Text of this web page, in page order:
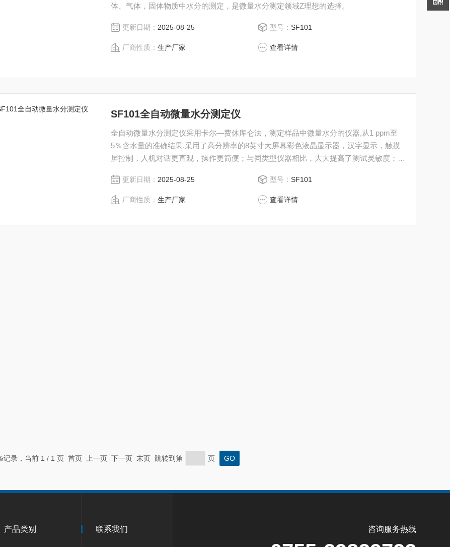
体、气体，固体物质中水分的测定，是微量水分测定领域Z理想的选择。
更新日期： 2025-08-25 型号： SF101
厂商性质：生产厂家 查看详情
SF101全自动微量水分测定仪
全自动微量水分测定仪采用卡尔—费休库仑法，测定样品中微量水分的仪器,从1 ppm至
5％含水量的准确结果.采用了高分辨率的8英寸大屏幕彩色液晶显示器，汉字显示，触摸
屏控制，人机对话更直观，操作更简便；与同类型仪器相比，大大提高了测试灵敏度；可
验快速、结果可靠、性能稳定，广泛应用于石油化工产品、充油电器
更新日期： 2025-08-25 型号： SF101
厂商性质：生产厂家 查看详情
记录，当前 1 / 1 页 首页 上一页 下一页 末页 跳转到第 页
产品类别 联系我们 咨询服务热线